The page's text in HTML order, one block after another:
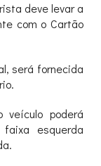
deve levar a
com o Cartão
será fornecida
veículo poderá
esquerda